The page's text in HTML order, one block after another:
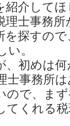
紹介して
理士事務
を探すの
い。
、初めは
士事務所
ので、ま
てくれる